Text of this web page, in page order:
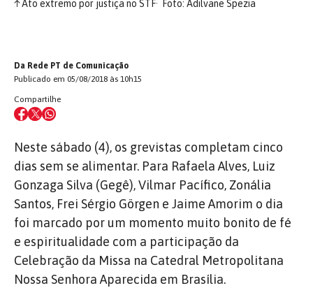
↑Ato extremo por justiça no STF Foto: Adilvane Spezia
Da Rede PT de Comunicação
Publicado em 05/08/2018 às 10h15
Compartilhe
Neste sábado (4), os grevistas completam cinco
dias sem se alimentar. Para Rafaela Alves, Luiz
Gonzaga Silva (Gegê), Vilmar Pacífico, Zonália
Santos, Frei Sérgio Görgen e Jaime Amorim o dia
foi marcado por um momento muito bonito de fé
e espiritualidade com a participação da
Celebração da Missa na Catedral Metropolitana
Nossa Senhora Aparecida em Brasília.